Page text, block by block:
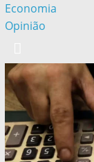
Economia
Opinião